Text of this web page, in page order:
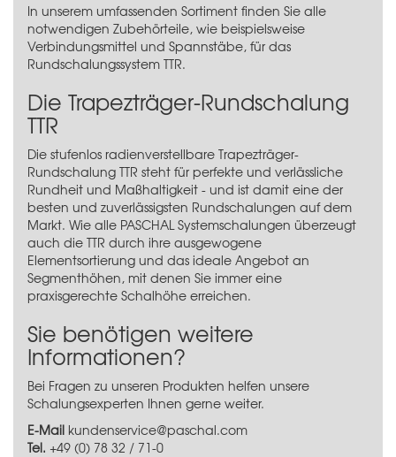
In unserem umfassenden Sortiment finden Sie alle
notwendigen Zubehörteile, wie beispielsweise
Verbindungsmittel und Spannstäbe, für das
Rundschalungssystem TTR.
Die Trapezträger-Rundschalung
TTR
Die stufenlos radienverstellbare Trapezträger-
Rundschalung TTR steht für perfekte und verlässliche
Rundheit und Maßhaltigkeit - und ist damit eine der
besten und zuverlässigsten Rundschalungen auf dem
Markt. Wie alle PASCHAL Systemschalungen überzeugt
auch die TTR durch ihre ausgewogene
Elementsortierung und das ideale Angebot an
Segmenthöhen, mit denen Sie immer eine
praxisgerechte Schalhöhe erreichen.
Sie benötigen weitere
Informationen?
Bei Fragen zu unseren Produkten helfen unsere
Schalungsexperten Ihnen gerne weiter.
E-Mail kundenservice@paschal.com
Tel. +49 (0) 78 32 / 71-0